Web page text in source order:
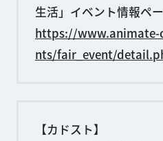
生活」イベント情報ペ
https://
nts/fair_event/
【カドスト】